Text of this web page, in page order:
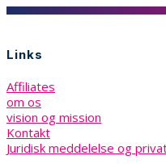
Links
Affiliates
om os
vision og mission
Kontakt
Juridisk meddelelse og